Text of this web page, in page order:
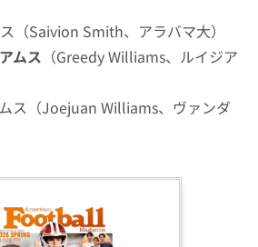
（Saivion Smith、アラバマ大）
ムス （Greedy Williams、ルイジア
ス（Joejuan Williams、ヴァンダ